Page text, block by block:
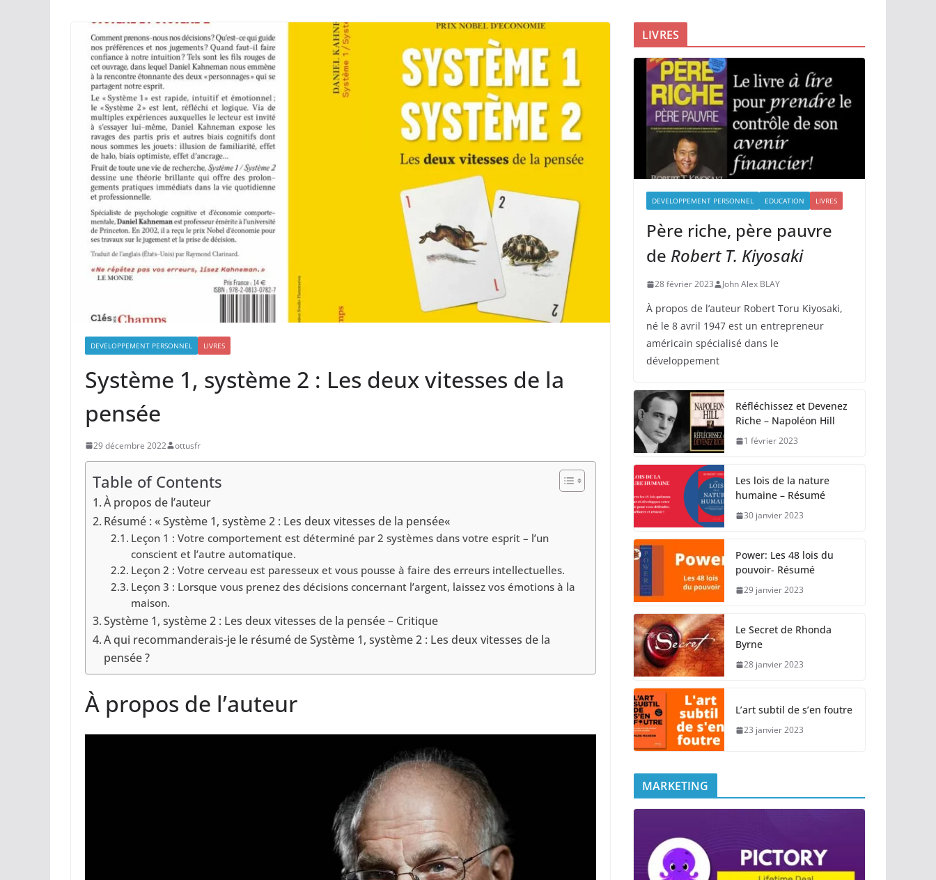
DEVELOPPEMENT PERSONNEL LIVRES
Système 1, système 2 : Les deux vitesses de la
pensée
29 décembre 2022 ottusfr
Table of Contents
À propos de l’auteur
Résumé : « Système 1, système 2 : Les deux vitesses de la pensée«
Leçon 1 : Votre comportement est déterminé par 2 systèmes dans votre esprit – l’un
conscient et l’autre automatique.
Leçon 2 : Votre cerveau est paresseux et vous pousse à faire des erreurs intellectuelles.
Leçon 3 : Lorsque vous prenez des décisions concernant l’argent, laissez vos émotions à la
maison.
Système 1, système 2 : Les deux vitesses de la pensée – Critique
A qui recommanderais-je le résumé de Système 1, système 2 : Les deux vitesses de la
pensée ?
À propos de l’auteur
LIVRES
DEVELOPPEMENT PERSONNEL EDUCATION LIVRES
Père riche, père pauvre
de Robert T. Kiyosaki
28 février 2023 John Alex BLAY
À propos de l’auteur Robert Toru Kiyosaki,
né le 8 avril 1947 est un entrepreneur
américain spécialisé dans le
développement
Réfléchissez et Devenez
Riche – Napoléon Hill
1 février 2023
Les lois de la nature
humaine – Résumé
30 janvier 2023
Power: Les 48 lois du
pouvoir- Résumé
29 janvier 2023
Le Secret de Rhonda
Byrne
28 janvier 2023
L’art subtil de s’en foutre
23 janvier 2023
MARKETING